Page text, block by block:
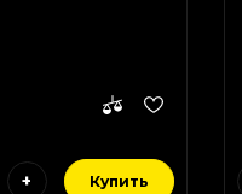
+ Купить